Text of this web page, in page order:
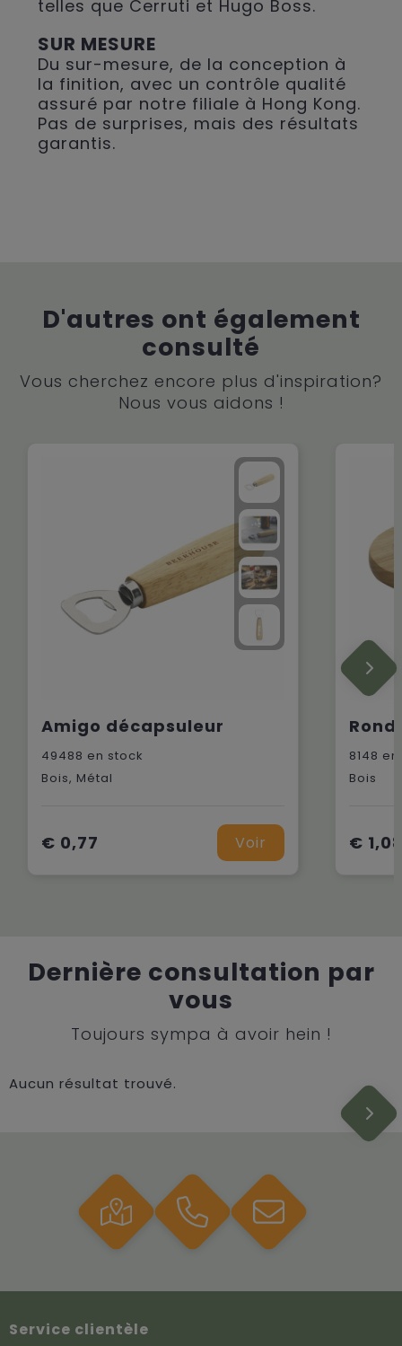
telles que Cerruti et Hugo Boss.
SUR MESURE
Du sur-mesure, de la conception à
la finition, avec un contrôle qualité
assuré par notre filiale à Hong Kong.
Pas de surprises, mais des résultats
garantis.
D'autres ont également
consulté
Vous cherchez encore plus d'inspiration?
Nous vous aidons !
Amigo décapsuleur
49488 en stock
Bois, Métal
€ 0,77 Voir
8148
Bois
€
Dernière consultation par
vous
Toujours sympa à avoir hein !
Aucun résultat trouvé.
Service clientèle